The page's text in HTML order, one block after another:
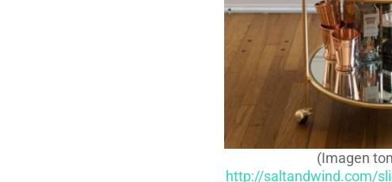
(Imagen
http://saltandwind.com/